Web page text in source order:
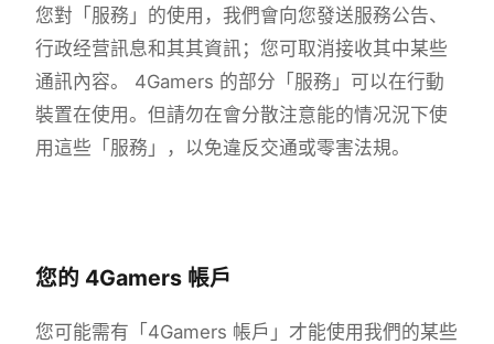
您對「服務」的使用，我們會向您發送服務公告、
行政经营訊息和其其資訊；您可取消接收其中某些
通訊內容。 4Gamers 的部分「服務」可以在行動
裝置在使用。但請勿在會分散注意能的情况況下使
用這些「服務」，以免違反交通或零害法規。
您的 4Gamers 帳戶
您可能需有「4Gamers 帳戶」才能使用我們的某些